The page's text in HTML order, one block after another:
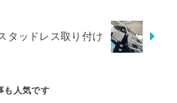
タッドレス取り付け